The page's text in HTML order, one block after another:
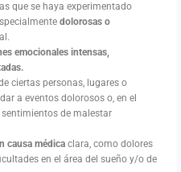
que se haya experimentado
dolorosas o
emocionales intensas,
ciertas personas, lugares o
a eventos dolorosos o, en el
de malestar
causa médica clara, como dolores
en el área del sueño y/o de